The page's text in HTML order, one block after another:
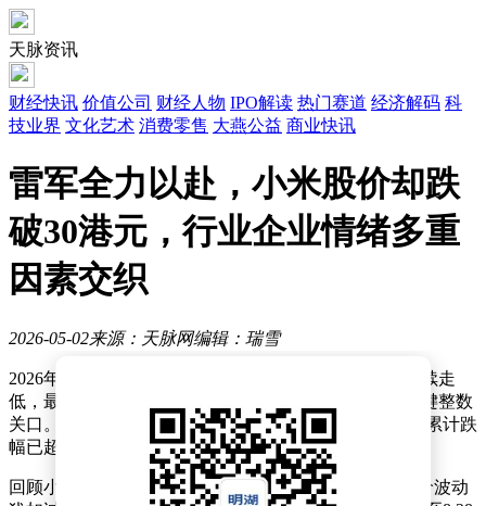
天脉资讯
财经快讯 价值公司 财经人物 IPO解读 热门赛道 经济解码 科
技业界 文化艺术 消费零售 大燕公益 商业快讯
雷军全力以赴，小米股价却跌
破30港元，行业企业情绪多重
因素交织
2026-05-02来源：天脉网编辑：瑞雪
2026年4月30日，小米集团-W股价表现低迷，开盘后持续走
低，最终以29.02港元/股收盘，跌破了30港元/股这一关键整数
关口。与2025年6月创下的61.45港元/股历史高点相比，累计跌
幅已超过50%。
回顾小米集团股价走势，自2018年7月上市以来，其股价波动